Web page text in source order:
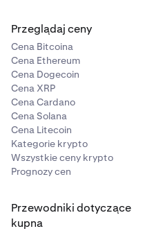
Przeglądaj ceny
Cena Bitcoina
Cena Ethereum
Cena Dogecoin
Cena XRP
Cena Cardano
Cena Solana
Cena Litecoin
Kategorie krypto
Wszystkie ceny krypto
Prognozy cen
Przewodniki dotyczące
kupna